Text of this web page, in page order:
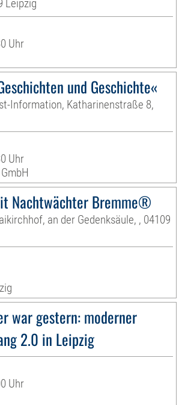
Leipzig
Uhr
und Geschichte«
Information, Katharinenstraße 8,
Uhr
Nachtwächter Bremme®
an der Gedenksäule, , 04109
war gestern: moderner
2.0 in Leipzig
Uhr